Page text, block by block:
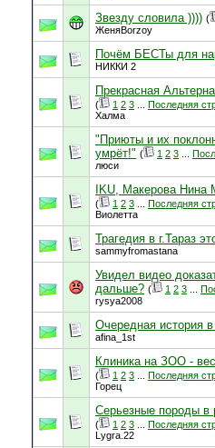
Звезду словила )))) (
ЖеняBorzoy
Почём БЕСТы для
НИККИ 2
Прекрасная
( 1 2 3 Последняя
Халма
"Приюты и их
умрёт!" ( 1 2 3
люси
IKU, Макерова Нина
( 1 2 3 Последняя
Виолетта
Трагедия в г.Тараз
sammyfromastana
Увидел видео
дальше? ( 1 2 3
rysya2008
Очередная история в
afina_1st
Клиника на ЗОО -
( 1 2 3 Последняя
Горец
Серьезные породы в
( 1 2 3 Последняя
Lygra.22